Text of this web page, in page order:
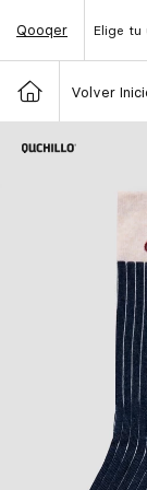
Qooqer Elige tu
Volver